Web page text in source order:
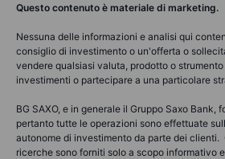
Questo contenuto è materiale di marketing.
Nessuna delle informazioni e analisi qui
consiglio di investimento o un'offerta o
vendere qualsiasi valuta, prodotto o
investimenti o partecipare a una particolare
BG SAXO, e in generale il Gruppo Saxo Bank,
pertanto tutte le operazioni sono effettuate
autonome di investimento da parte dei clienti.
ricerche sono forniti solo a scopo informativo